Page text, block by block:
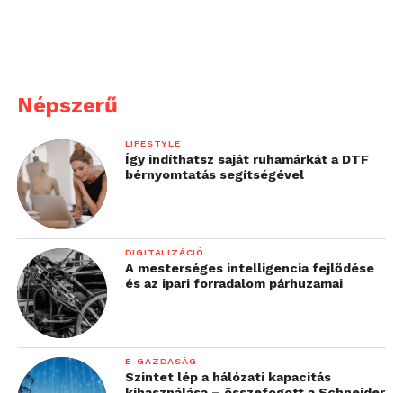
Népszerű
LIFESTYLE
Így indíthatsz saját ruhamárkát a DTF
bérnyomtatás segítségével
DIGITALIZÁCIÓ
A mesterséges intelligencia fejlődése
és az ipari forradalom párhuzamai
E-GAZDASÁG
Szintet lép a hálózati kapacitás